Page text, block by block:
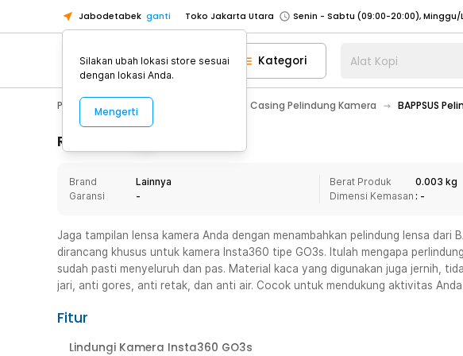
Jabodetabek ganti Toko Jakarta Utara
Toko Tangerang
Toko Cikupa
Pick n Go Jakarta Barat
Senin - Jumat (07:00 - 20:00),
Pick n Go Bekasi
Senin - Jumat (08:00 - 20:00), Sabtu -
Senin - Jumat (08:00 - 20:00), Sabtu -
Senin - Sabtu (09:00-20:00),
Senin - Sabtu (09:00-20:00),
Toko Tangerang
Toko Cikupa
Pick n Go Jakarta Barat
Senin - Jumat (07:00 - 20:00),
Senin - Jumat (08:00 - 20:00), Sabtu -
Kategori Alat Kopi
Photography Aksesoris Kamera Casing Pelindung Kamera BAPPSUS
Rincian Produk
Brand
Lainnya
Garansi
-
Berat Produk
0.003 kg
Dimensi Kemasan : -
Jaga tampilan lensa kamera Anda dengan menambahkan pelindung lensa dari
dirancang khusus untuk kamera Insta360 tipe GO3s. Itulah mengapa
sudah pasti menyeluruh dan pas. Material kaca yang digunakan juga jernih,
jari, anti gores, anti retak, dan anti air. Cocok untuk mendukung aktivitas
Fitur
Lindungi Kamera Insta360 GO3s
Silakan ubah lokasi store sesuai
dengan lokasi Anda.
Mengerti